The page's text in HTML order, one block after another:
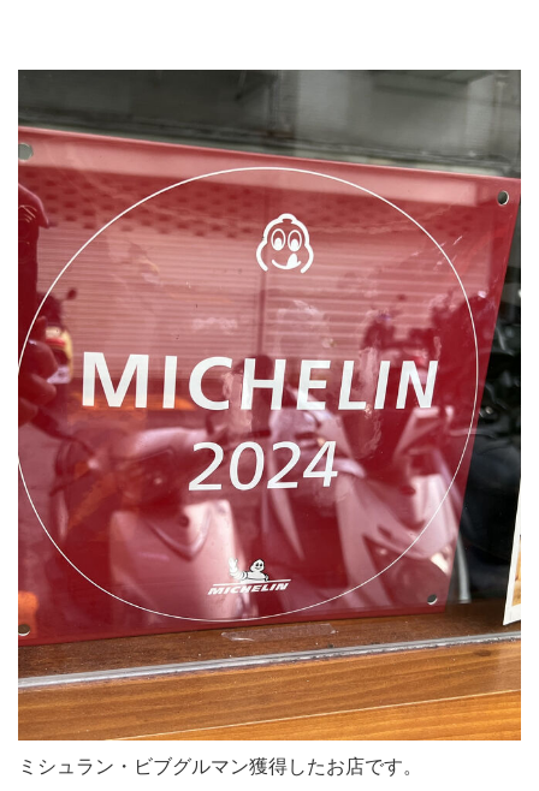
ミシュラン・ビブグルマン獲得したお店です。